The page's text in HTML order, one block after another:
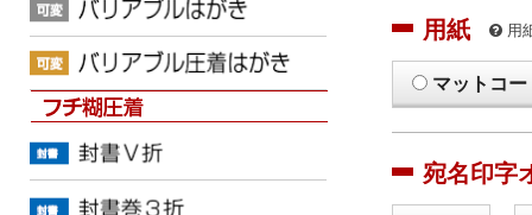
用紙 用
マットコー
宛名印字